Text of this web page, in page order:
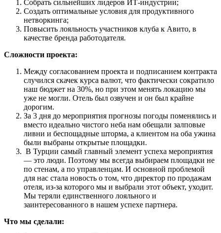
Собрать сильнейших лидеров ИТ-индустрии;
Создать оптимальные условия для продуктивного
нетворкинга;
Повысить лояльность участников клуба к Авито, в
качестве бренда работодателя.
Сложности проекта:
Между согласованием проекта и подписанием контракта
случился скачек курса валют, что фактически сократило
наш бюджет на 30%, но при этом менять локацию мы
уже не могли. Отель был озвучен и он был крайне
дорогим.
За 3 дня до мероприятия прогнозы погоды поменялись и
вместо идеально чистого неба нам обещали залповые
ливни и беспощадные шторма, а клиентом на оба ужина
были выбраны открытые площадки.
В Турции самый главный элемент успеха мероприятия
— это люди. Поэтому мы всегда выбираем площадки не
по стенам, а по управленцам. И основной проблемой
для нас стала новость о том, что директор по продажам
отеля, из-за которого мы и выбрали этот объект, уходит.
Мы теряли единственного лояльного и
заинтересованного в нашем успехе партнера.
Что мы сделали: